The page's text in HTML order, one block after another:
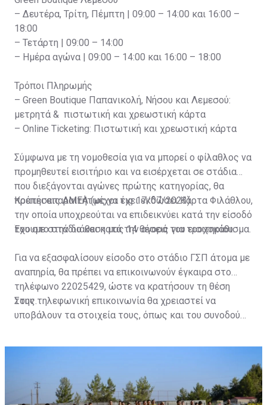
– Δευτέρα, Τρίτη, Πέμπτη | 09:00 – 14:00 και 16:00 –
18:00
– Τετάρτη | 09:00 – 14:00
– Ημέρα αγώνα | 09:00 – 14:00 και 16:00 – 18:00
Τρόποι Πληρωμής
– Green Boutique Παπανικολή, Νήσου και Λεμεσού:
μετρητά & πιστωτική και χρεωστική κάρτα
– Online Ticketing: Πιστωτική και χρεωστική κάρτα
Σύμφωνα με τη νομοθεσία για να μπορεί ο φίλαθλος να
προμηθευτεί εισιτήριο και να εισέρχεται σε στάδια
που διεξάγονται αγώνες πρώτης κατηγορίας, θα
πρέπει απαραιτήτως να έχει εκδώσει Κάρτα Φιλάθλου,
την οποία υποχρεούται να επιδεικνύει κατά την είσοδό
του στο στάδιο και κατά την αγορά του εισιτηρίου.
Κρατήσεις ΑΜΕΑ (μέχρι τις 17/07/2023)
Έχουμε στην διάθεση μας 14 θέσεις για τροχοκάθισμα.
Για να εξασφαλίσουν είσοδο στο στάδιο ΓΣΠ άτομα με
αναπηρία, θα πρέπει να επικοινωνούν έγκαιρα στο
τηλέφωνο 22025429, ώστε να κρατήσουν τη θέση
τους.
Στην τηλεφωνική επικοινωνία θα χρειαστεί να
υποβάλουν τα στοιχεία τους, όπως και του συνοδού